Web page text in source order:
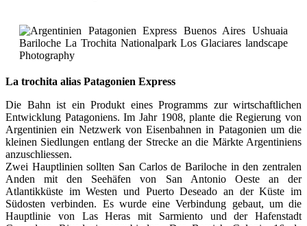
La trochita alias Patagonien Express
Die Bahn ist ein Produkt eines Programms zur wirtschaftlichen
Entwicklung Patagoniens. Im Jahr 1908, plante die Regierung von
Argentinien ein Netzwerk von Eisenbahnen in Patagonien um die
kleinen Siedlungen entlang der Strecke an die Märkte Argentiniens
anzuschliessen.
Zwei Hauptlinien sollten San Carlos de Bariloche in den zentralen
Anden mit den Seehäfen von San Antonio Oeste an der
Atlantikküste im Westen und Puerto Deseado an der Küste im
Südosten verbinden. Es wurde eine Verbindung gebaut, um die
Hauptlinie von Las Heras mit Sarmiento und der Hafenstadt